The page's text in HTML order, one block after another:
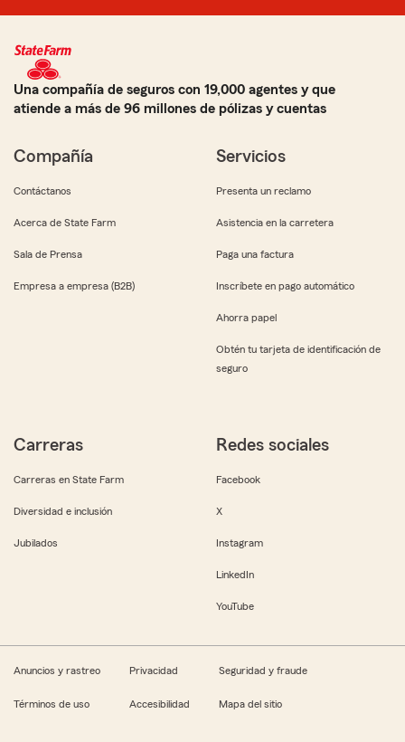
Una compañía de seguros con 19,000 agentes y que
atiende a más de 96 millones de pólizas y cuentas
Compañía
Contáctanos
Acerca de State Farm
Sala de Prensa
Empresa a empresa (B2B)
Servicios
Presenta un reclamo
Asistencia en la carretera
Paga una factura
Inscríbete en pago automático
Ahorra papel
Obtén tu tarjeta de identificación de
seguro
Carreras
Carreras en State Farm
Diversidad e inclusión
Jubilados
Redes sociales
Facebook
X
Instagram
LinkedIn
YouTube
Anuncios y rastreo Privacidad Seguridad y fraude
Términos de uso Accesibilidad Mapa del sitio